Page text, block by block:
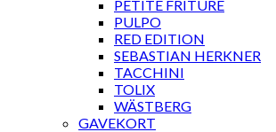
PETITE FRITURE
PULPO
RED EDITION
SEBASTIAN HERKNER
TACCHINI
TOLIX
WÄSTBERG
GAVEKORT